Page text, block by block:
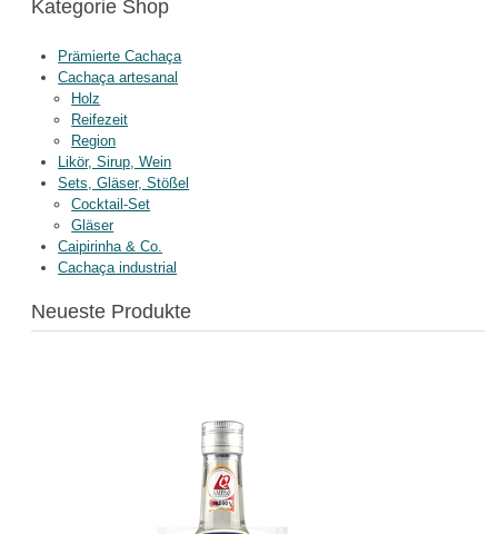
Kategorie Shop
Prämierte Cachaça
Cachaça artesanal
Holz
Reifezeit
Region
Likör, Sirup, Wein
Sets, Gläser, Stößel
Cocktail-Set
Gläser
Caipirinha & Co.
Cachaça industrial
Neueste Produkte